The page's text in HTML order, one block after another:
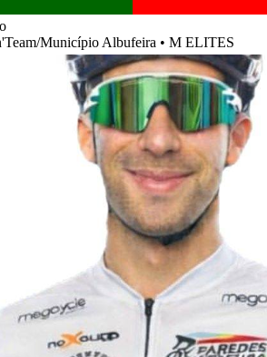
Município Albufeira • M ELITES